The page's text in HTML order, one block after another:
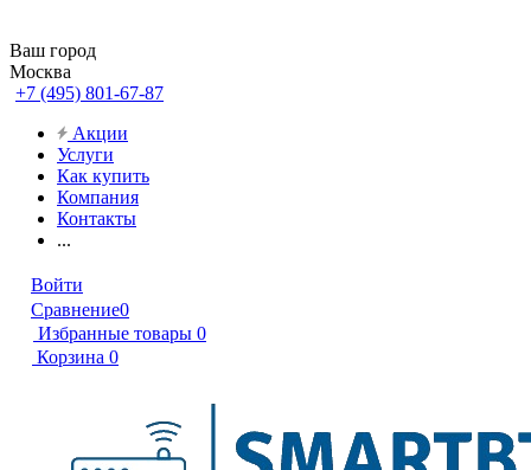
Ваш город
Москва
+7 (495) 801-67-87
Акции
Услуги
Как купить
Компания
Контакты
...
Войти
Сравнение0
Избранные товары 0
Корзина 0